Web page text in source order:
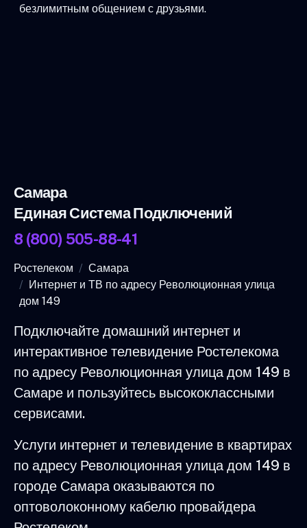
безлимитным общением с друзьями.
Самара
Единая Система Подключений
8 (800) 505-88-41
Ростелеком
Самара
Интернет и ТВ по адресу Революционная улица
дом 149
Подключайте домашний интернет и
интерактивное телевидение Ростелекома
по адресу Революционная улица дом 149 в
Самаре и пользуйтесь высококлассными
сервисами.
Услуги интернет и телевидение в квартирах
по адресу Революционная улица дом 149 в
городе Самара оказываются по
оптоволоконному кабелю провайдера